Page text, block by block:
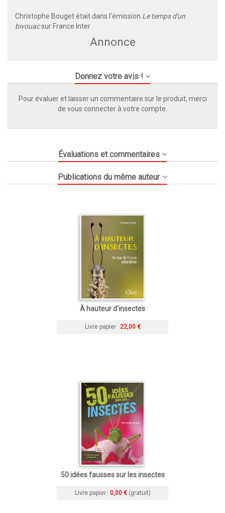
Christophe Bouget était dans l'émission Le temps d'un
bivouacsur France Inter
Annonce
Donnez votre avis !
Pour évaluer et laisser un commentaire sur le produit, merci
de vous connecter à votre compte.
Évaluations et commentaires
Publications du même auteur
À hauteur d'insectes
Livre papier 22,00 €
50 idées fausses sur les insectes
Livre papier 0,00 € (gratuit)